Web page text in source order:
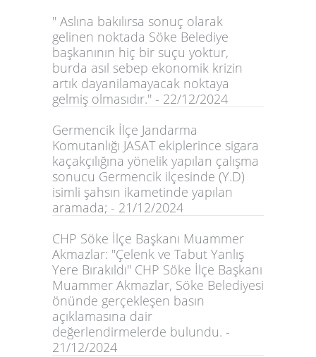
'' Aslına bakılırsa sonuç olarak
gelinen noktada Söke Belediye
başkanının hiç bir suçu yoktur,
burda asıl sebep ekonomik krizin
artık dayanilamayacak noktaya
gelmiş olmasıdır.'' - 22/12/2024
Germencik İlçe Jandarma
Komutanlığı JASAT ekiplerince sigara
kaçakçılığına yönelik yapılan çalışma
sonucu Germencik ilçesinde (Y.D)
isimli şahsın ikametinde yapılan
aramada; - 21/12/2024
CHP Söke İlçe Başkanı Muammer
Akmazlar: "Çelenk ve Tabut Yanlış
Yere Bırakıldı" CHP Söke İlçe Başkanı
Muammer Akmazlar, Söke Belediyesi
önünde gerçekleşen basın
açıklamasına dair
değerlendirmelerde bulundu. -
21/12/2024